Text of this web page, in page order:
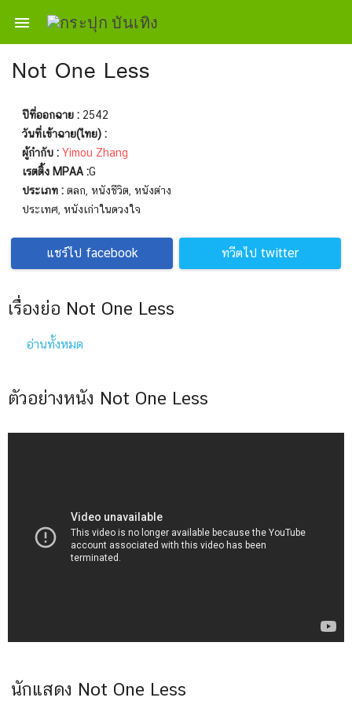

Not One Less
ปีที่ออกฉาย : 2542
วันที่เข้าฉาย(ไทย) :
ผู้กำกับ : Yimou Zhang
เรตติ้ง MPAA :G
ประเภท : ตลก, หนังชีวิต, หนังต่าง
ประเทศ, หนังเก่าในดวงใจ
แชร์ไป facebook ทวีตไป twitter
เรื่องย่อ Not One Less
อ่านทั้งหมด
ตัวอย่างหนัง Not One Less
นักแสดง Not One Less